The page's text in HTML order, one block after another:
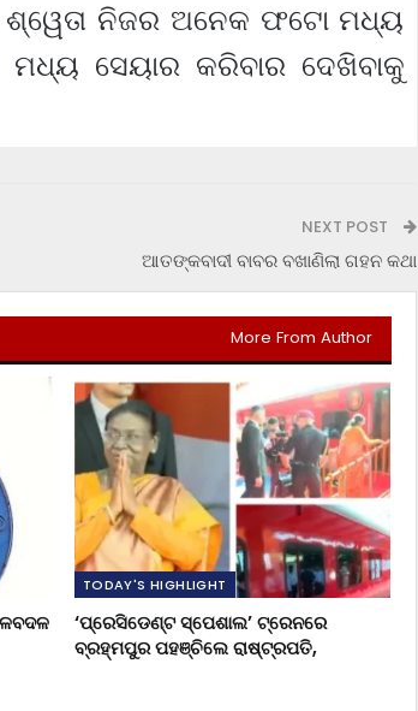
ନିଜର ଅନେକ ଫଟୋ ମଧ୍ୟ
ସେୟାର କରିବାର ଦେଖିବାକୁ
NEXT POST
ଆତଙ୍କବାଦୀ ବାବର ବଖାଣିଲା ଗହନ କଥା
More From Author
TODAY'S HIGHLIGHT
‘ପ୍ରେସିଡେଣ୍ଟ ସ୍ପେଶାଲ’ ଟ୍ରେନରେ
ବ୍ରହ୍ମପୁର ପହଞ୍ଚିଲେ ରାଷ୍ଟ୍ରପତି,